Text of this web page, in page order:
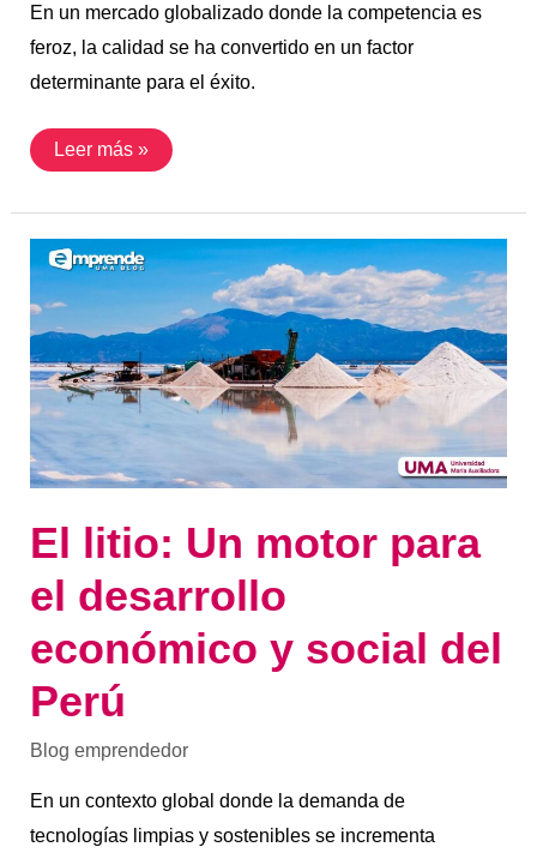
En un mercado globalizado donde la competencia es
feroz, la calidad se ha convertido en un factor
determinante para el éxito.
Leer más »
El litio: Un motor para
el desarrollo
económico y social del
Perú
Blog emprendedor
En un contexto global donde la demanda de
tecnologías limpias y sostenibles se incrementa
El
litio:
Un
motor
para
el
desarrollo
económico
y
social
del
Perú